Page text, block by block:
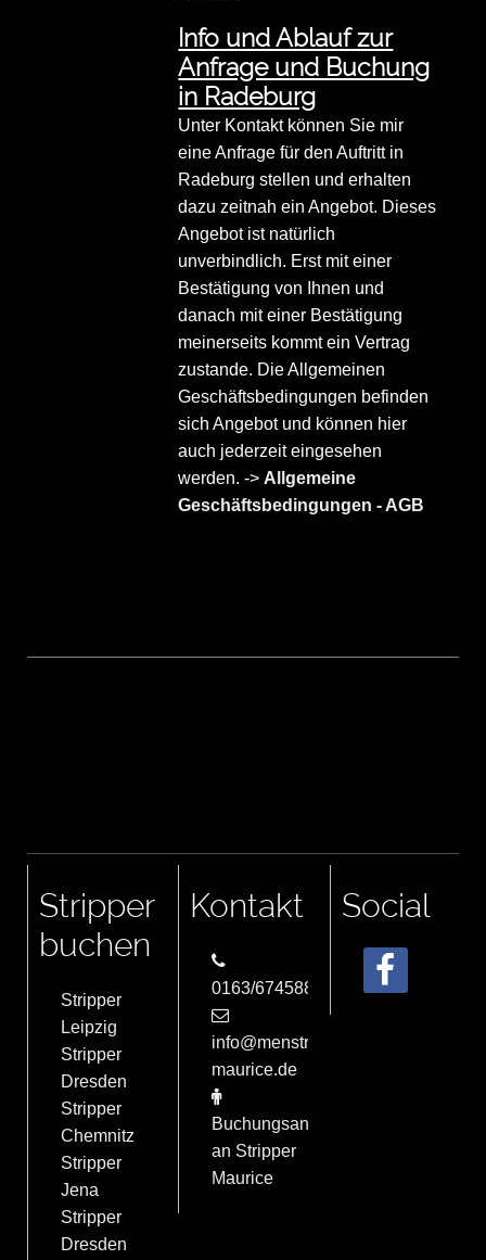
Info und Ablauf zur
Anfrage und Buchung
in Radeburg
Unter Kontakt können Sie mir
eine Anfrage für den Auftritt in
Radeburg stellen und erhalten
dazu zeitnah ein Angebot. Dieses
Angebot ist natürlich
unverbindlich. Erst mit einer
Bestätigung von Ihnen und
danach mit einer Bestätigung
meinerseits kommt ein Vertrag
zustande. Die Allgemeinen
Geschäftsbedingungen befinden
sich Angebot und können hier
auch jederzeit eingesehen
werden. ->Allgemeine
Geschäftsbedingungen - AGB
Stripper
buchen
Stripper
Leipzig
Stripper
Dresden
Stripper
Chemnitz
Stripper
Jena
Stripper
Dresden
Kontakt
0163/6745884
info@menstrip-
maurice.de
Buchungsanfrage
an Stripper
Maurice
Social